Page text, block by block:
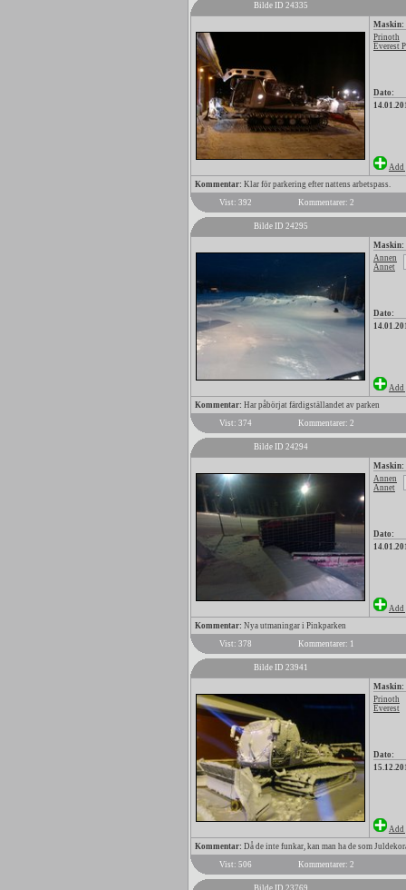
Bilde ID 24335
Maskin:
Prinoth
Everest
Dato:
Add
Kommentar: Klar för parkering efter nattens arbetspass.
Vist: 392
Kommentarer: 2
Bilde ID 24295
Maskin:
Annen
Annet
Dato:
Add
Kommentar: Har påbörjat färdigställandet av parken
Vist: 374
Kommentarer: 2
Bilde ID 24294
Maskin:
Annen
Annet
Dato:
Add
Kommentar: Nya utmaningar i Pinkparken
Vist: 378
Kommentarer: 1
Bilde ID 23941
Maskin:
Prinoth
Everest
Dato:
Add
Kommentar: Då de inte funkar, kan man ha de som
Vist: 506
Kommentarer: 2
Bilde ID 23769